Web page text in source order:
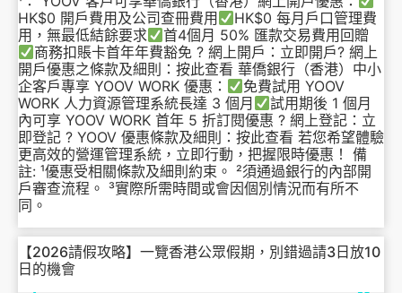
HK$0 開戶費用及公司查冊費用
HK$0 每月戶口管理費
用，無最低結餘要求
首4個月 50% 匯款交易費用回贈
商務扣賬卡首年年費豁免 ? 網上開戶：立即開戶? 網上
開戶優惠之條款及細則：按此查看 華僑銀行（香港）中小
企客戶專享 YOOV WORK 優惠：
免費試用 YOOV
WORK 人力資源管理系統長達 3 個月
試用期後 1 個月
內可享 YOOV WORK 首年 5 折訂閱優惠 ? 網上登記：立
即登記 ? YOOV 優惠條款及細則：按此查看 若您希望體驗
更高效的營運管理系統，立即行動，把握限時優惠！ 備
註: ¹優惠受相關條款及細則約束。 ²須通過銀行的內部開
戶審查流程。 ³實際所需時間或會因個別情況而有所不
同。
【2026請假攻略】一覽香港公眾假期，別錯過請3日放10
日的機會